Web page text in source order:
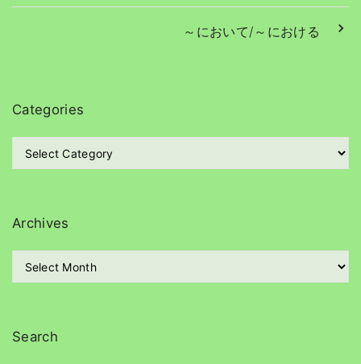
～において/～における
Categories
g
r
e
Archives
A
v
Search